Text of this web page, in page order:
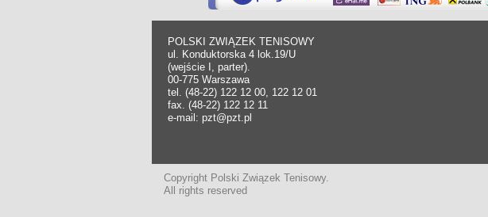
POLSKI ZWIĄZEK TENISOWY
ul. Konduktorska 4 lok.19/U
(wejście I, parter).
00-775 Warszawa
tel. (48-22) 122 12 00, 122 12 01
fax. (48-22) 122 12 11
e-mail: pzt@pzt.pl
Copyright Polski Związek Tenisowy.
All rights reserved